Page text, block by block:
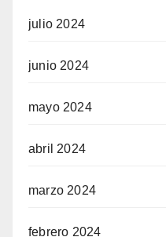
julio 2024
junio 2024
mayo 2024
abril 2024
marzo 2024
febrero 2024